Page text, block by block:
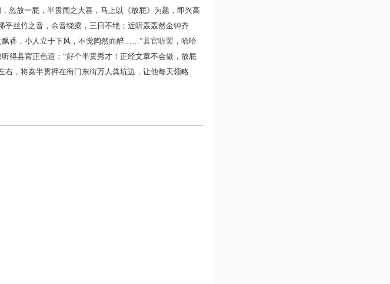
忽放一屁，半贯闻之大喜，马上以《放屁》为题，即兴高
丝竹之音，余音绕梁，三日不绝；近听轰轰然金钟齐
香，小人立于下风，不觉陶然而醉……”县官听罢，哈哈
得县官正色道：“好个半贯秀才！正经文章不会做，放屁
右，将秦半贯押在衙门东街万人粪坑边，让他每天领略